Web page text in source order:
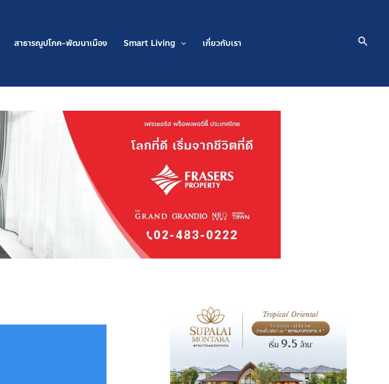
สาธารณูปโภค-พัฒนาเมือง Smart Living เกี่ยวกับเรา